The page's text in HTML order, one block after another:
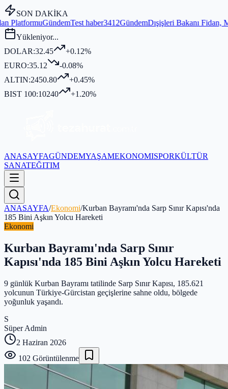
SON DAKİKA
Test haber3412GündemDışişleri Bakanı Fidan, MGK Genel
Yükleniyor...
DOLAR:32.45
+0.12%
EURO:35.12
-0.08%
ALTIN:2450.80
+0.45%
BIST 100:10240 +1.20%
ANASAYFAGÜNDEMYAŞAMEKONOMISPORKÜLTÜR
SANATEĞITIM
ANASAYFA/Ekonomi/Kurban Bayramı'nda Sarp Sınır Kapısı'nda
185 Bini Aşkın Yolcu Hareketi
Ekonomi
Kurban Bayramı'nda Sarp Sınır
Kapısı'nda 185 Bini Aşkın Yolcu Hareketi
9 günlük Kurban Bayramı tatilinde Sarp Sınır Kapısı, 185.621
yolcunun Türkiye-Gürcistan geçişlerine sahne oldu, bölgede
yoğunluk yaşandı.
S
Süper Admin
2 Haziran 2026
102 Görüntülenme